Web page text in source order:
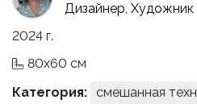
Дизайнер, Художник
2024 г.
80x60 см
Категория: смешанная